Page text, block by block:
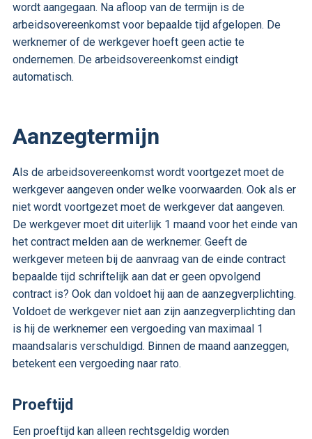
wordt aangegaan. Na afloop van de termijn is de
arbeidsovereenkomst voor bepaalde tijd afgelopen. De
werknemer of de werkgever hoeft geen actie te
ondernemen. De arbeidsovereenkomst eindigt
automatisch.
Aanzegtermijn
Als de arbeidsovereenkomst wordt voortgezet moet de
werkgever aangeven onder welke voorwaarden. Ook als er
niet wordt voortgezet moet de werkgever dat aangeven.
De werkgever moet dit uiterlijk 1 maand voor het einde van
het contract melden aan de werknemer. Geeft de
werkgever meteen bij de aanvraag van de einde contract
bepaalde tijd schriftelijk aan dat er geen opvolgend
contract is? Ook dan voldoet hij aan de aanzegverplichting.
Voldoet de werkgever niet aan zijn aanzegverplichting dan
is hij de werknemer een vergoeding van maximaal 1
maandsalaris verschuldigd. Binnen de maand aanzeggen,
betekent een vergoeding naar rato.
Proeftijd
Een proeftijd kan alleen rechtsgeldig worden